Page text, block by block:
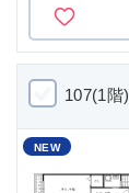
107(1階)
NEW